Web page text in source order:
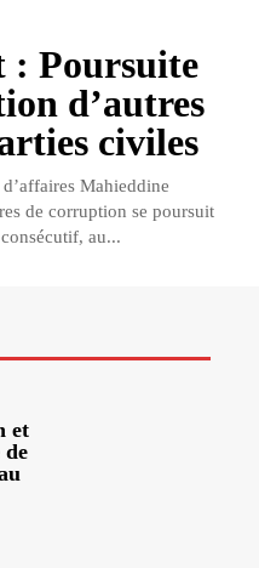
: Poursuite
d’autres
civiles
Mahieddine
de corruption se poursuit
au...
et
de